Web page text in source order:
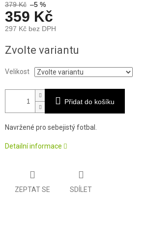
379 Kč –5 %
359 Kč
297 Kč bez DPH
cena:
Zvolte variantu
Velikost
Přidat do košíku
Navržené pro sebejistý fotbal.
Detailní informace
ZEPTAT SE SDÍLET